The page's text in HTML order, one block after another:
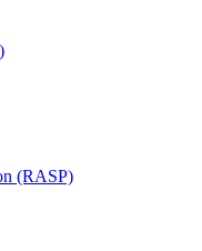
(RASP)